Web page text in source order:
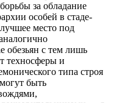
за обладание
особей в стаде-
место под
обезьян с тем лишь
техносферы и
типа строя
быть